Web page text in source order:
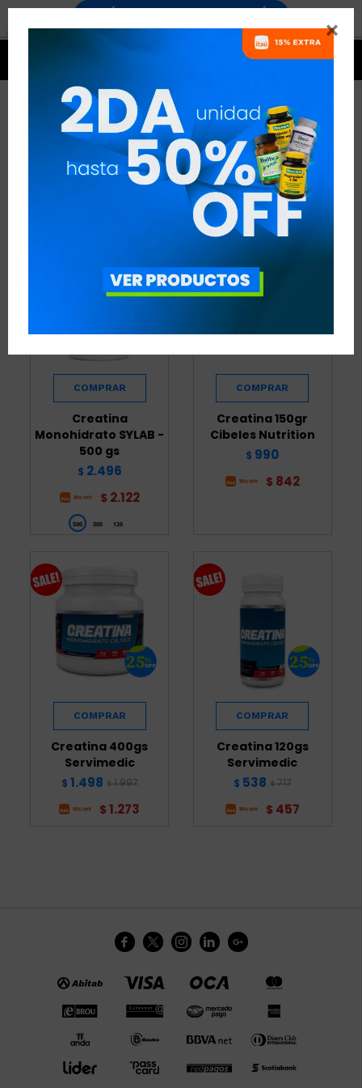

CREATINA MONOHIDRATADA
CREATINA MONOHIDRATADA QUITAR FILTROS
RECOMENDADOS
Creatina
Monohidrato SYLAB -
500 gs
$ 2.496
$ 2.122
Creatina 150gr
Cibeles Nutrition
$ 990
$ 842
Creatina 400gs
Servimedic
$ 1.498 $ 1.997
$ 1.273
Creatina 120gs
Servimedic
$ 538 $ 717
$ 457
    